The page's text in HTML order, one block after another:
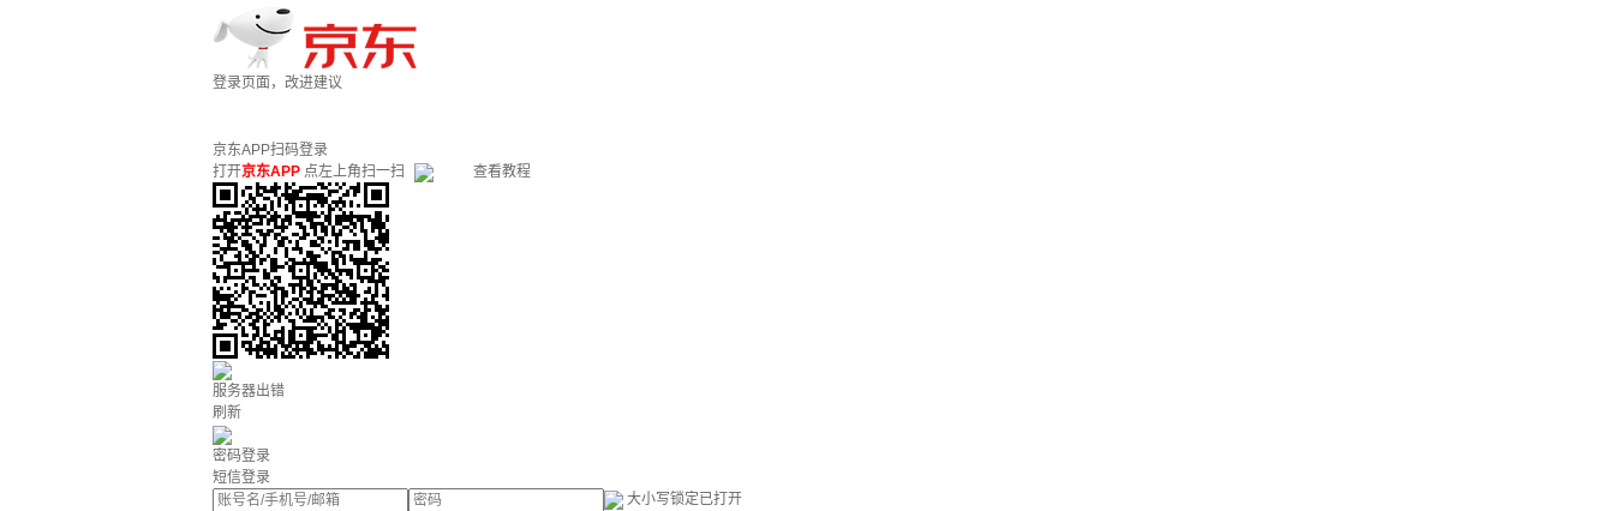
登录页面，改进建议
京东APP扫码登录
打开京东APP 点左上角扫一扫 查看教程
服务器出错
刷新
密码登录
短信登录
大小写锁定已打开